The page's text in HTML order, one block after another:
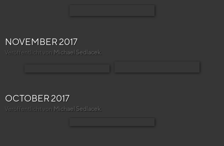
NOVEMBER 2017
Veröffentlicht von Michael Sedlacek
OCTOBER 2017
Veröffentlicht von Michael Sedlacek